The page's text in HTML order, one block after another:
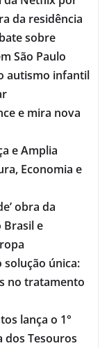
da residência
sobre
São Paulo
autismo infantil
e mira nova
e Amplia
Economia e
obra da
Brasil e
solução única:
no tratamento
lança o 1°
dos Tesouros